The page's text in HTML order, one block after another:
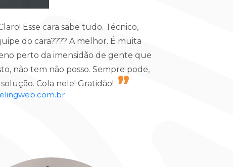
Esse cara sabe tudo. Técnico,
do cara???? A melhor. É muita
perto da imensidão de gente que
não tem não posso. Sempre pode,
Cola nele! Gratidão!